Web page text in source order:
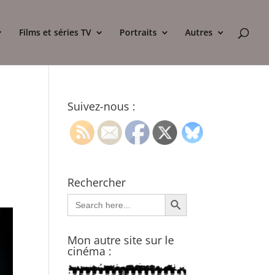
Films et séries TV Portraits Autres
Suivez-nous :
Rechercher
Search
for:
Search Button
Mon autre site sur le
cinéma :